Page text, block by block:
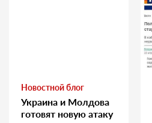
Новостной блог
Украина и Молдова
готовят новую атаку